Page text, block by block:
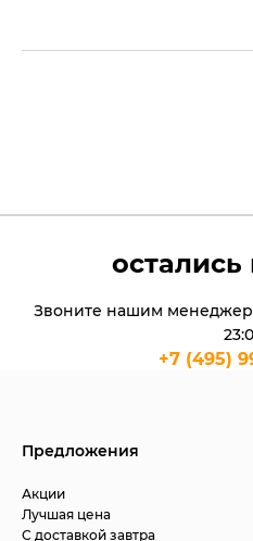
Звоните нашим
+7 (495)
Предложения
Акции
Лучшая цена
С доставкой завтра